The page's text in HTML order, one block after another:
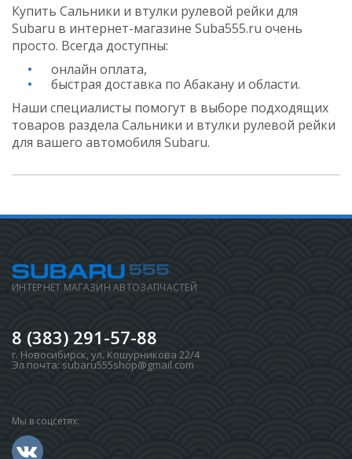
Купить Сальники и втулки рулевой рейки для
Subaru в интернет-магазине Suba555.ru очень
просто. Всегда доступны:
онлайн оплата,
быстрая доставка по Абакану и области.
Наши специалисты помогут в выборе подходящих
товаров раздела Сальники и втулки рулевой рейки
для вашего автомобиля Subaru.
ИНТЕРНЕТ МАГАЗИН АВТОЗАПЧАСТЕЙ
8 (383) 291-57-88
г. Новосибирск,ул. Кошурникова 22/4
Эл.почта: subaru555shop@gmail.com
Мы в соцсетях: